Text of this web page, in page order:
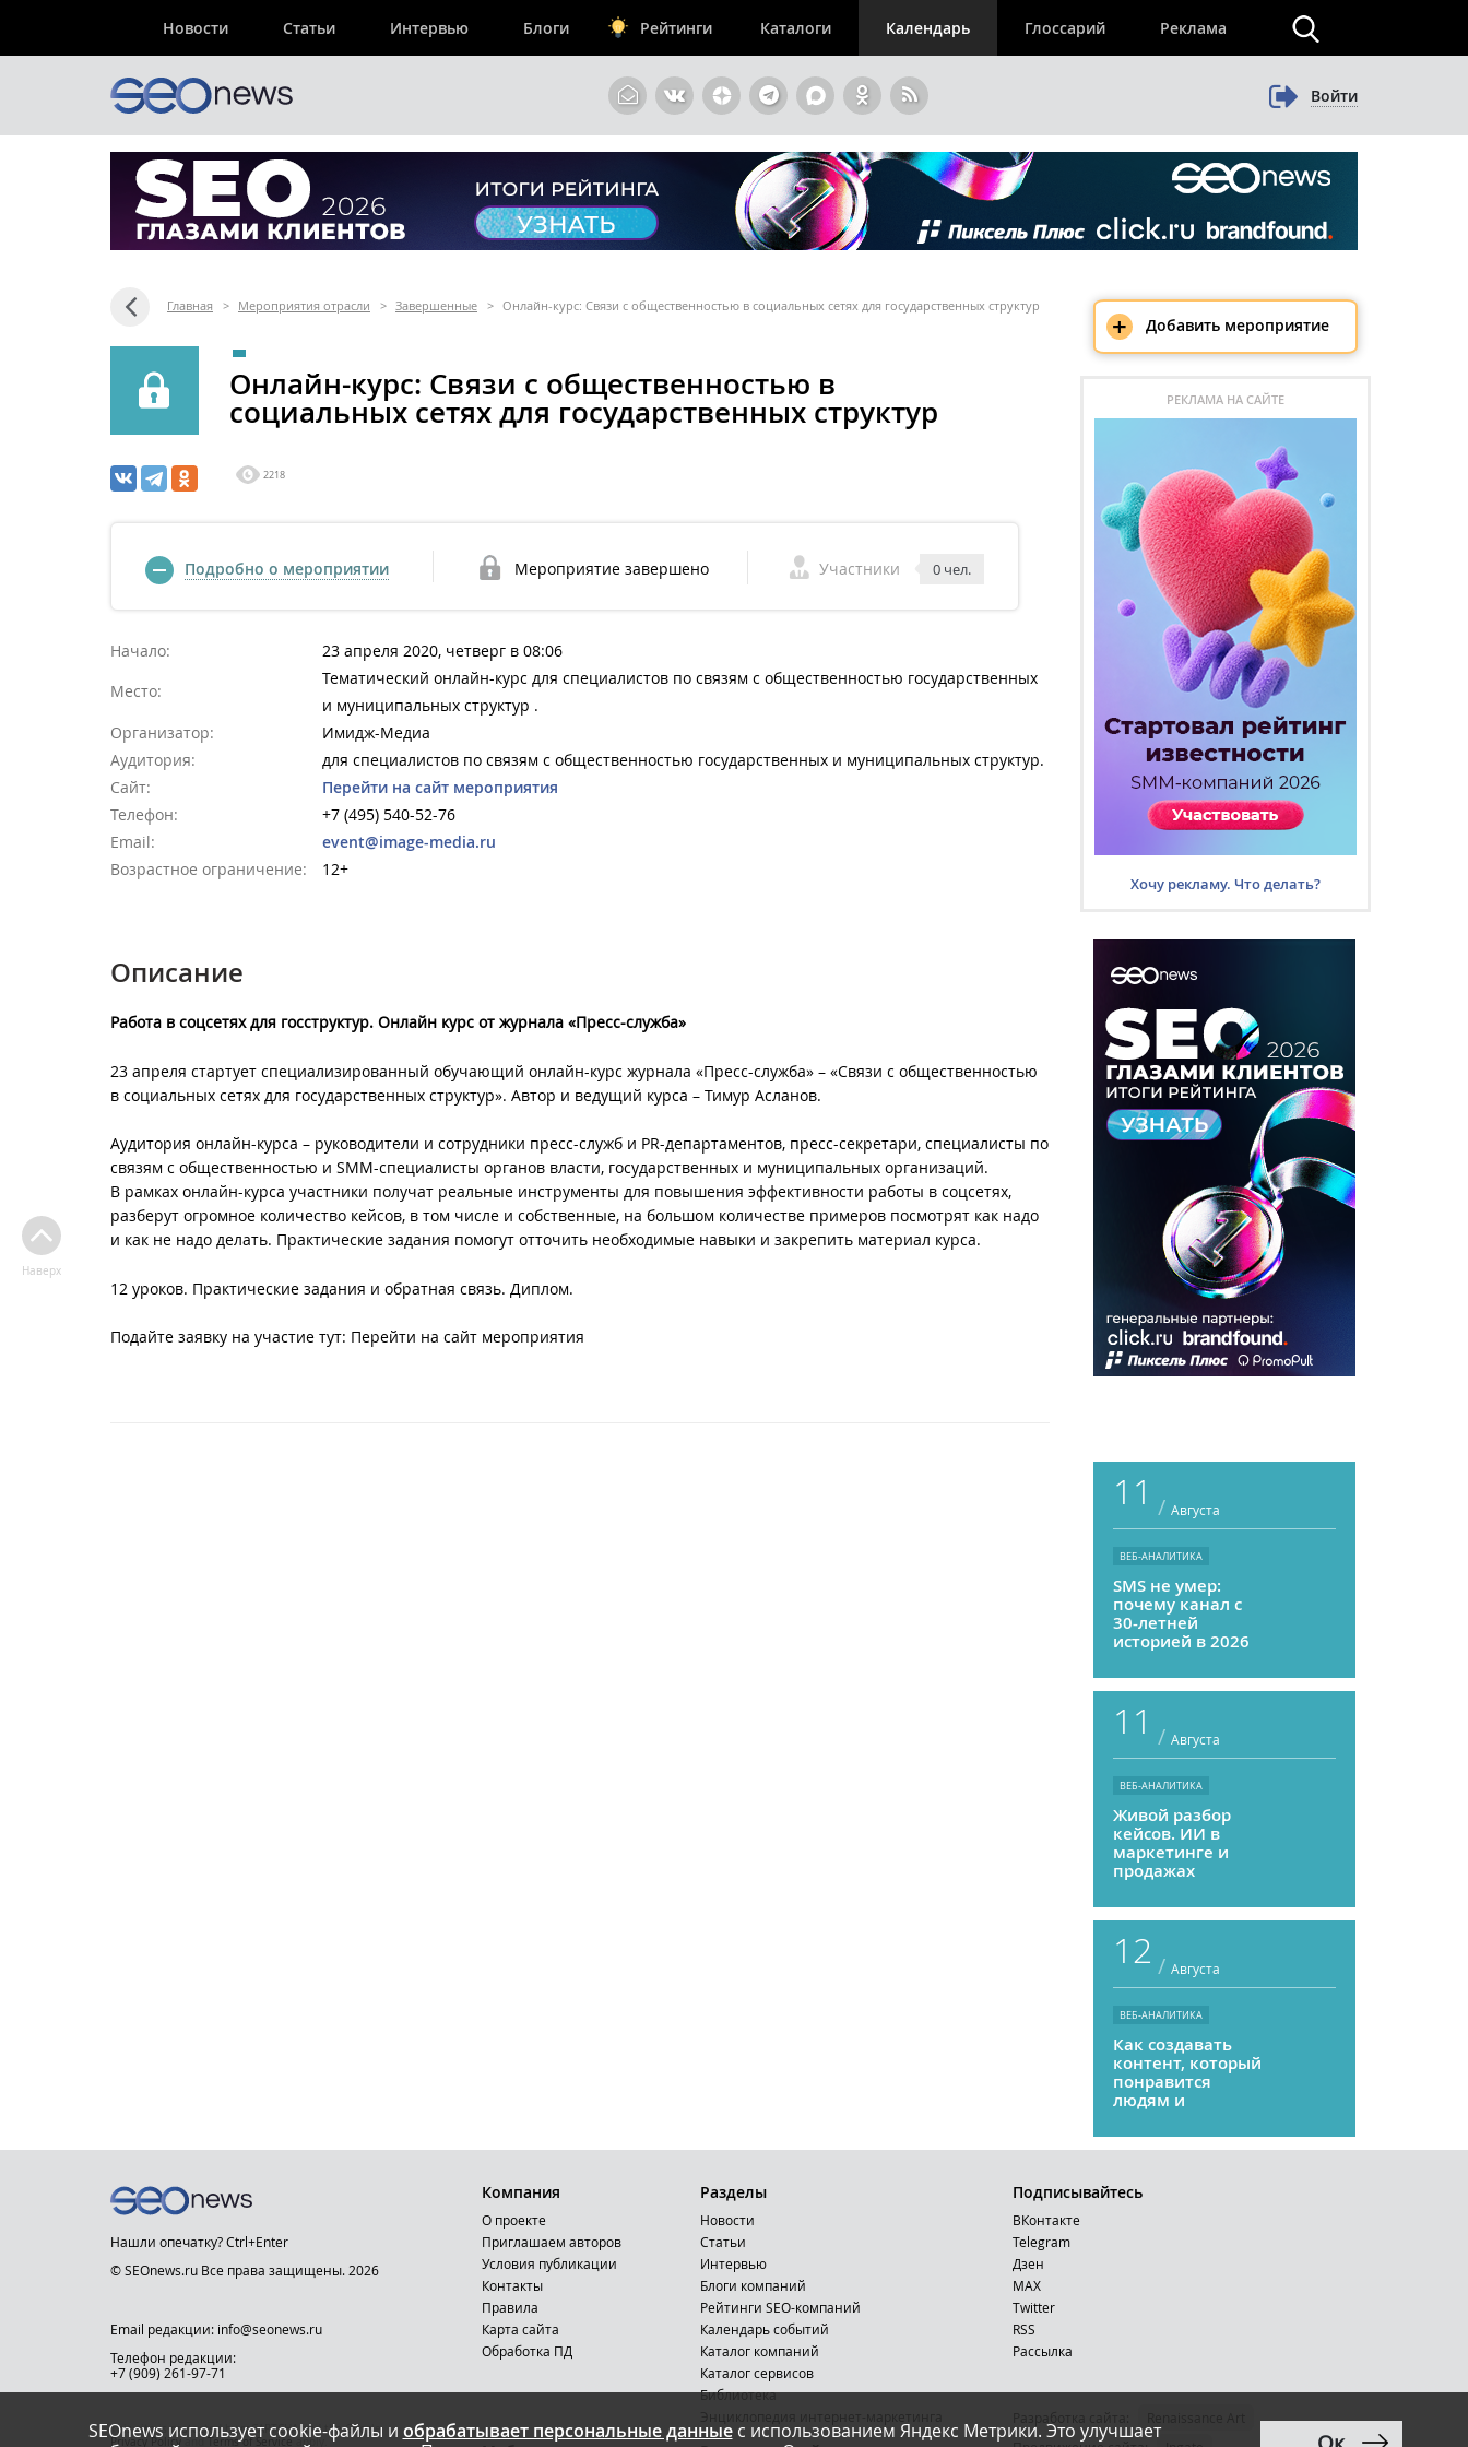
Новости Статьи Интервью Блоги Рейтинги Каталоги Календарь Глоссарий Реклама
Войти
Главная > Мероприятия отрасли > Завершенные > Онлайн-курс: Связи с общественностью в социальных сетях для государственных структур
Онлайн-курс: Связи с общественностью в
социальных сетях для государственных структур
2218
Подробно о мероприятии Мероприятие завершено Участники 0 чел.
Начало:
23 апреля 2020, четверг в 08:06
Место:
Тематический онлайн-курс для специалистов по связям с общественностью государственных
и муниципальных структур .
Организатор:
Имидж-Медиа
Аудитория:
для специалистов по связям с общественностью государственных и муниципальных структур.
Сайт:
Перейти на сайт мероприятия
Телефон:
+7 (495) 540-52-76
Email:
event@image-media.ru
Возрастное ограничение:
12+
Описание
Работа в соцсетях для госструктур. Онлайн курс от журнала «Пресс-служба»
23 апреля стартует специализированный обучающий онлайн-курс журнала «Пресс-служба» – «Связи с общественностью
в социальных сетях для государственных структур». Автор и ведущий курса – Тимур Асланов.
Аудитория онлайн-курса – руководители и сотрудники пресс-служб и PR-департаментов, пресс-секретари, специалисты по
связям с общественностью и SMM-специалисты органов власти, государственных и муниципальных организаций.
В рамках онлайн-курса участники получат реальные инструменты для повышения эффективности работы в соцсетях,
разберут огромное количество кейсов, в том числе и собственные, на большом количестве примеров посмотрят как надо
и как не надо делать. Практические задания помогут отточить необходимые навыки и закрепить материал курса.
12 уроков. Практические задания и обратная связь. Диплом.
Подайте заявку на участие тут: Перейти на сайт мероприятия
Наверх
+ Добавить мероприятие
РЕКЛАМА НА САЙТЕ
Хочу рекламу. Что делать?
11 / Августа
ВЕБ-АНАЛИТИКА
SMS не умер:
почему канал с
30-летней
историей в 2026
приносить ROMI
выше, чем
мессенджеры
11 / Августа
ВЕБ-АНАЛИТИКА
Живой разбор
кейсов. ИИ в
маркетинге и
продажах
12 / Августа
ВЕБ-АНАЛИТИКА
Как создавать
контент, который
понравится
людям и
SEOnews использует cookie-файлы и обрабатывает персональные данныес использованием Яндекс Метрики. Это улучшает
Нашли опечатку? Ctrl+Enter
© SEOnews.ru Все права защищены. 2026
Email редакции: info@seonews.ru
Телефон редакции:
+7 (909) 261-97-71
This site is protected by reCAPTCHA and the Google
Privacy Policyand Terms of Serviceapply.
Компания
О проекте
Приглашаем авторов
Условия публикации
Контакты
Правила
Карта сайта
Обработка ПД
Разделы
Новости
Статьи
Интервью
Блоги компаний
Рейтинги SEO-компаний
Календарь событий
Каталог компаний
Каталог сервисов
Библиотека
Подписывайтесь
ВКонтакте
Telegram
Дзен
MAX
Тwitter
RSS
Рассылка